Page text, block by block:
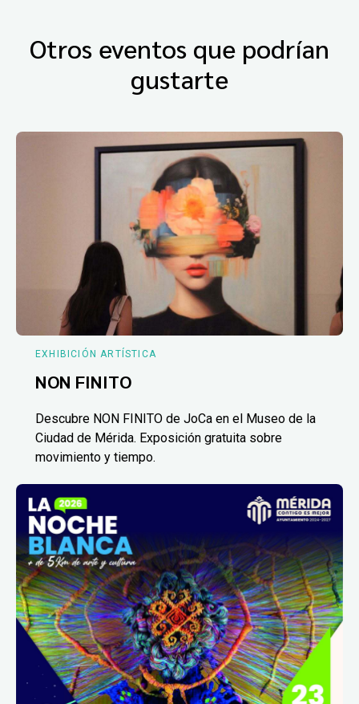
Otros eventos que podrían
gustarte
EXHIBICIÓN ARTÍSTICA
NON FINITO
Descubre NON FINITO de JoCa en el Museo de la
Ciudad de Mérida. Exposición gratuita sobre
movimiento y tiempo.